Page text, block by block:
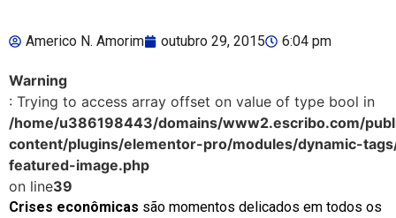
Americo N. Amorim outubro 29, 2015 6:04 pm
Warning
: Trying to access array offset on value of type bool in
/home/u386198443/domains/www2.escribo.com/
content/plugins/elementor-pro/modules/dynamic-
featured-image.php
on line39
Crises econômicas são momentos delicados em todos os